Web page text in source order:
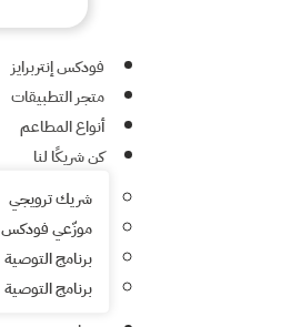
فودكس إنتربرايز
متجر التطبيقات
أنواع المطاعم
كن شريكًا لنا
شريك ترويجي
موزّعي فودكس
برنامج التوصية
برنامج التوصية